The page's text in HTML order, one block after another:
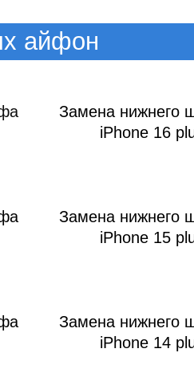
айфон
Замена нижнего
iPhone 16
Замена нижнего
iPhone 15
Замена нижнего
iPhone 14